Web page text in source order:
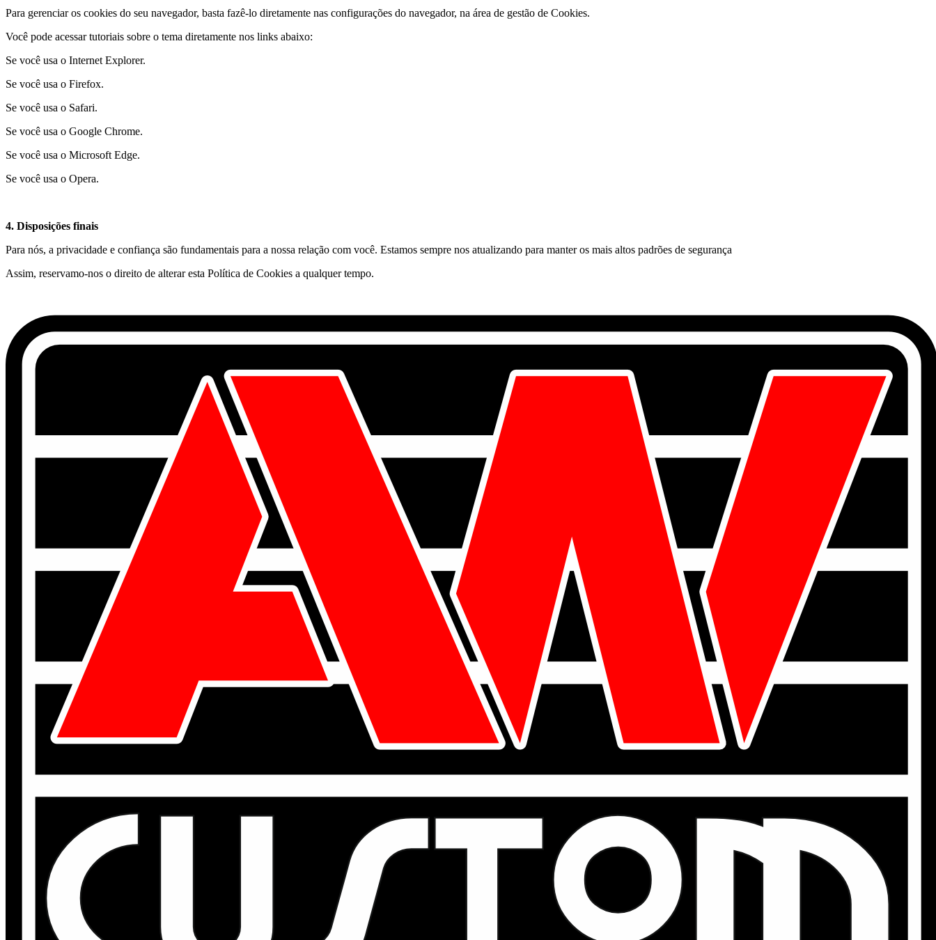
Para gerenciar os cookies do seu navegador, basta fazê-lo diretamente nas configurações do navegador, na área de gestão de Cookies.
Você pode acessar tutoriais sobre o tema diretamente nos links abaixo:
Se você usa o Internet Explorer.
Se você usa o Firefox.
Se você usa o Safari.
Se você usa o Google Chrome.
Se você usa o Microsoft Edge.
Se você usa o Opera.
4. Disposições finais
Para nós, a privacidade e confiança são fundamentais para a nossa relação com você. Estamos sempre nos atualizando para manter os mais altos padrões de segurança
Assim, reservamo-nos o direito de alterar esta Política de Cookies a qualquer tempo.